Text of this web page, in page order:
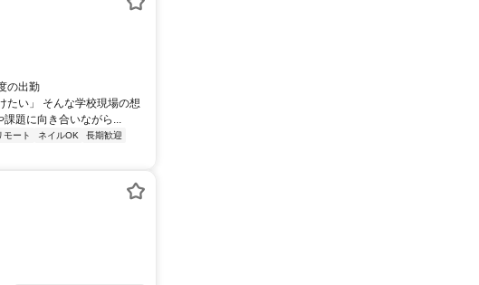
の出勤
たい」 そんな学校現場の想
題に向き合いながら...
モート ネイルOK
長期歓迎